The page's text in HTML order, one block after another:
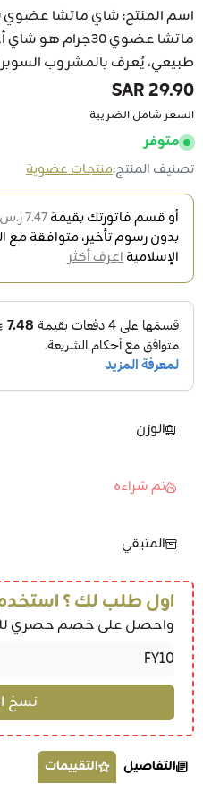
طبيعي، يُعرف بالمشروب السوبر
29.90 SAR
السعر شامل الضريبة
متوفر
تصنيف المنتج:منتجات عضوية
أو قسم فاتورتك بقيمة7.47 ر.س
بدون رسوم تأخير، متوافقة مع
الإسلاميةاعرف أكثر
الوزن
تم شراءه
المتبقي
اول طلب لك ؟
واحصل على خصم حصري
التفاصيل التقييمات